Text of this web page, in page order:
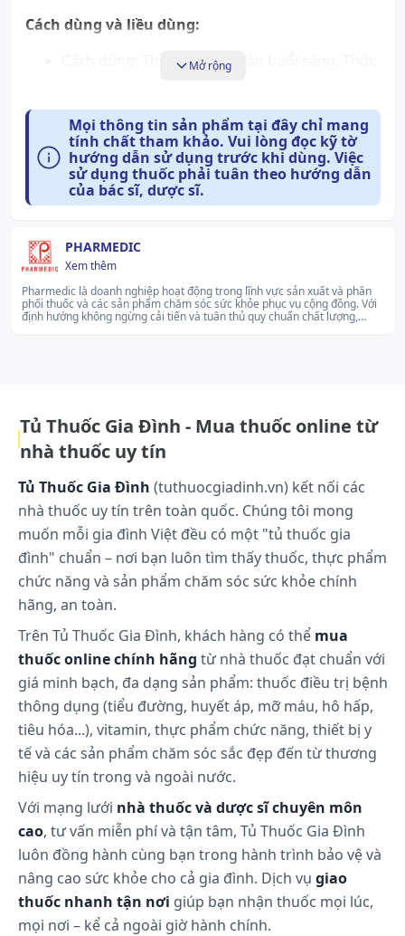
Cách dùng và liều dùng:
Cách dùng: Thường dùng vào buổi sáng. Thức
nên có thể sử dụng trước bữa ăn, trong bữa
ăn hoặc sau bữa ăn đều được
Liều dùng:
Tăng huyết áp: liều thường dùng ½ - 1
viên/ngày, uống 1 lần hay chia làm 2 lần. Nếu
hay chia làm 2 lần. Nếu cần liều có thể tăng
Xử trí quá liều:
Triệu chứng: rối loạn chất điện giải, gây loạn
Xử trí quên liều:
Tác dụng phụ có thể gặp:
Hạ kali quá mức.
Hoa mắt, chóng mặt, mệt mỏi, đau đầu.
Tăng acid uric, Glucose huyết.
Một số tác dụng phụ ít gặp như: buồn nôn,
nôn, táo bón, tiêu chảy, mày đay, hạ huyết áp
thế đứng, hạ natri, magnesi, phosphat
huyết,...
Một số tác dụng phụ hiếm gặp như: sốt, giảm
bạch cầu, rối loạn giấc ngủ, phản ứng phản vệ,
viêm gan, vàng da, mờ mắt, liệt dương,...
Những lưu ý khi sử dụng:
Chống chỉ định:
Mẫn cảm với Thiazid hoặc các dẫn chất
Sulfonamid.
Không dùng cho bệnh nhân suy gan, suy
thận nặng.
Người bệnh Gout, tăng acid uric trong
máu, tăng Calci huyết cũng không nên sử
Mở rộng
Mọi thông tin sản phẩm tại đây chỉ mang
tính chất tham khảo. Vui lòng đọc kỹ tờ
hướng dẫn sử dụng trước khi dùng. Việc
sử dụng thuốc phải tuân theo hướng dẫn
của bác sĩ, dược sĩ.
PHARMEDIC
Xem thêm
Pharmedic là doanh nghiệp hoạt động trong lĩnh vực sản xuất và phân
phối thuốc và các sản phẩm chăm sóc sức khỏe phục vụ cộng đồng. Với
định hướng không ngừng cải tiến và tuân thủ quy chuẩn chất lượng,
Tủ Thuốc Gia Đình - Mua thuốc online từ
nhà thuốc uy tín
Tủ Thuốc Gia Đình (tuthuocgiadinh.vn) kết nối các
nhà thuốc uy tín trên toàn quốc. Chúng tôi mong
muốn mỗi gia đình Việt đều có một "tủ thuốc gia
đình" chuẩn – nơi bạn luôn tìm thấy thuốc, thực phẩm
chức năng và sản phẩm chăm sóc sức khỏe chính
hãng, an toàn.
Trên Tủ Thuốc Gia Đình, khách hàng có thể mua
thuốc online chính hãng từ nhà thuốc đạt chuẩn với
giá minh bạch, đa dạng sản phẩm: thuốc điều trị bệnh
thông dụng (tiểu đường, huyết áp, mỡ máu, hô hấp,
tiêu hóa...), vitamin, thực phẩm chức năng, thiết bị y
tế và các sản phẩm chăm sóc sắc đẹp đến từ thương
hiệu uy tín trong và ngoài nước.
Với mạng lưới nhà thuốc và dược sĩ chuyên môn
cao, tư vấn miễn phí và tận tâm, Tủ Thuốc Gia Đình
luôn đồng hành cùng bạn trong hành trình bảo vệ và
nâng cao sức khỏe cho cả gia đình. Dịch vụ giao
thuốc nhanh tận nơi giúp bạn nhận thuốc mọi lúc,
mọi nơi – kể cả ngoài giờ hành chính.